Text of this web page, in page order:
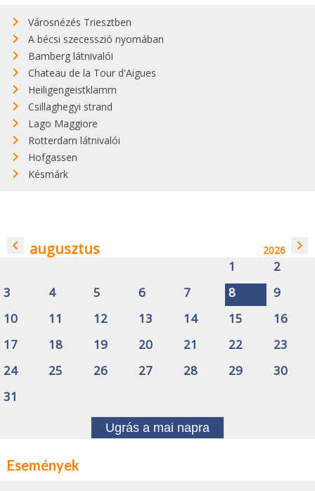
Városnézés Triesztben
A bécsi szecesszió nyomában
Bamberg látnivalói
Chateau de la Tour d'Aigues
Heiligengeistklamm
Csillaghegyi strand
Lago Maggiore
Rotterdam látnivalói
Hofgassen
Késmárk
navigate_before augusztus 2026 navigate_next
1
2
3
4 5 6 7 8
9
10
11 12 13 14 15
16
17
18 19 20 21 22
23
24
25 26 27 28 29
30
31
Ugrás a mai napra
Események